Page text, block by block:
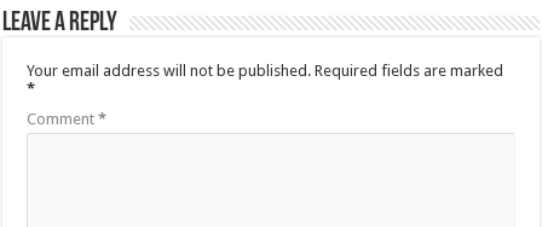
Leave a Reply
Your email address will not be published. Required fields are marked
*
Comment*